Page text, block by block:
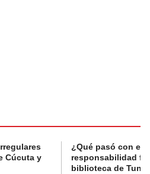
Cúcuta y
¿Qué pasó con el
responsabilidad
biblioteca de